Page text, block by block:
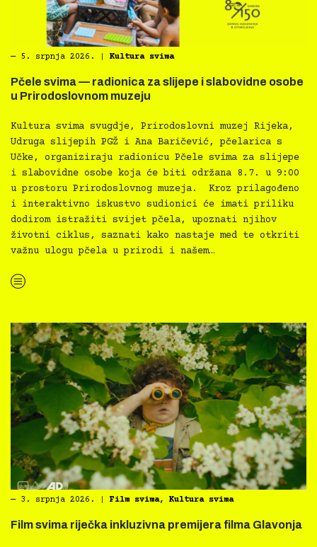
― 5. srpnja 2026. Kultura svima
Pčele svima — radionica za slijepe i slabovidne osobe
u Prirodoslovnom muzeju
Kultura svima svugdje, Prirodoslovni muzej Rijeka,
Udruga slijepih PGŽ i Ana Baričević, pčelarica s
Učke, organiziraju radionicu Pčele svima za slijepe
i slabovidne osobe koja će biti održana 8.7. u 9:00
u prostoru Prirodoslovnog muzeja. Kroz prilagođeno
i interaktivno iskustvo sudionici će imati priliku
dodirom istražiti svijet pčela, upoznati njihov
životni ciklus, saznati kako nastaje med te otkriti
važnu ulogu pčela u prirodi i našem…
“Pčele svima — radionica za slijepe i slabovidne osobe u Prirodoslovnom muzeju”
― 3. srpnja 2026. Film svima, Kultura svima
Film svima riječka inkluzivna premijera filma Glavonja